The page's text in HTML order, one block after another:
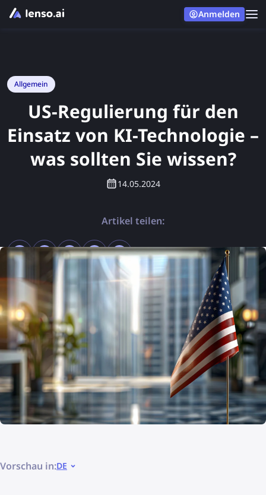
Anmelden
Allgemein
US-Regulierung für den
Einsatz von KI-Technologie –
was sollten Sie wissen?
14.05.2024
Artikel teilen:
Vorschau in:DE